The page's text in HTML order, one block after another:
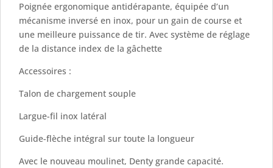
Poignée ergonomique antidérapante, équipée d’un
mécanisme inversé en inox, pour un gain de course et
une meilleure puissance de tir. Avec système de réglage
de la distance index de la gâchette
Accessoires :
Talon de chargement souple
Largue-fil inox latéral
Guide-flèche intégral sur toute la longueur
Avec le nouveau moulinet, Denty grande capacité.